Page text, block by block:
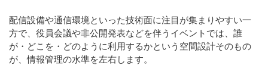
配信設備や通信環境といった技術面に注目が集まりやすい一
方で、役員会議や非公開発表などを伴うイベントでは、 誰
が・どこを・どのように利用するかという空間設計そのもの
が、情報管理の水準を左右します。